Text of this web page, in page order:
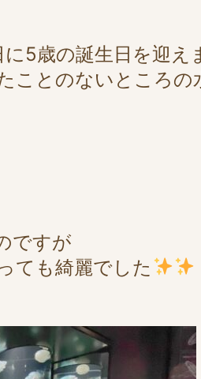
5歳の誕生日を迎え
ことのないところ
ですが
ても綺麗でした